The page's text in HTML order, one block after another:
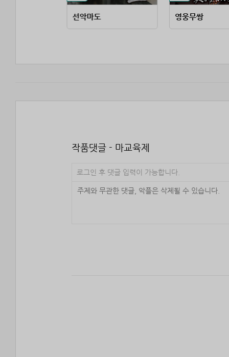
선악마도 영웅무쌍
작품댓글 - 마교육제
로그인 후 댓글 입력이 가능합니다.